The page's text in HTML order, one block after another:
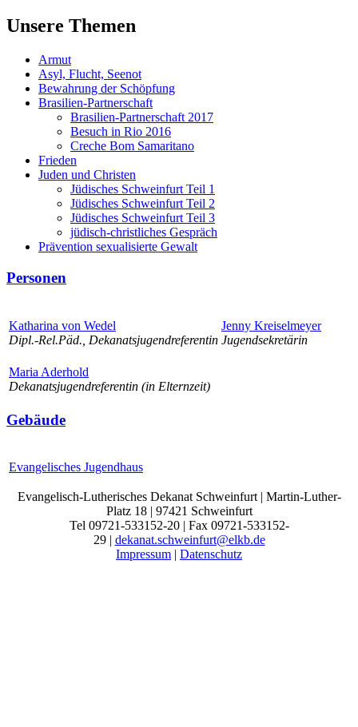
Unsere Themen
Armut
Asyl, Flucht, Seenot
Bewahrung der Schöpfung
Brasilien-Partnerschaft
Brasilien-Partnerschaft 2017
Besuch in Rio 2016
Creche Bom Samaritano
Frieden
Juden und Christen
Jüdisches Schweinfurt Teil 1
Jüdisches Schweinfurt Teil 2
Jüdisches Schweinfurt Teil 3
jüdisch-christliches Gespräch
Prävention sexualisierte Gewalt
Personen
Katharina von Wedel
Dipl.-Rel.Päd., Dekanatsjugendreferentin
Jenny Kreiselmeyer
Jugendsekretärin
Maria Aderhold
Dekanatsjugendreferentin (in Elternzeit)
Gebäude
Evangelisches Jugendhaus
Evangelisch-Lutherisches Dekanat Schweinfurt | Martin-Luther-
Platz 18 | 97421 Schweinfurt
Tel 09721-533152-20 | Fax 09721-533152-
29 | dekanat.schweinfurt@elkb.de
Impressum | Datenschutz